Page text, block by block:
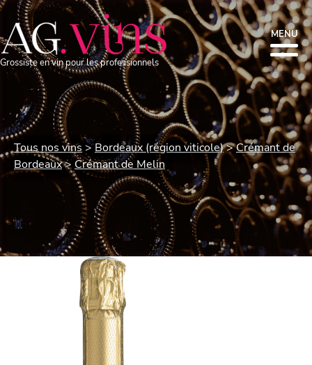
Grossiste en vin pour les professionnels
MENU
Tous nos vins Bordeaux (région viticole)
Crémant de
Bordeaux
Crémant de Melin